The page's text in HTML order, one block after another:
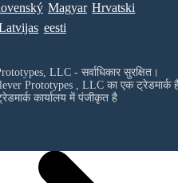
Magyar Hrvatski
eesti
LLC - सर्वाधिकार सुरक्षित।
Prototypes , LLCका एक ट्रेडमार्क
कार्यालय में पंजीकृत है